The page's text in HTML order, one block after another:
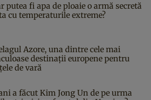
putea fi apa de ploaie o armă secretă
cu temperaturile extreme?
Azore, una dintre cele mai
destinații europene pentru
de vară
a făcut Kim Jong Un de pe urma